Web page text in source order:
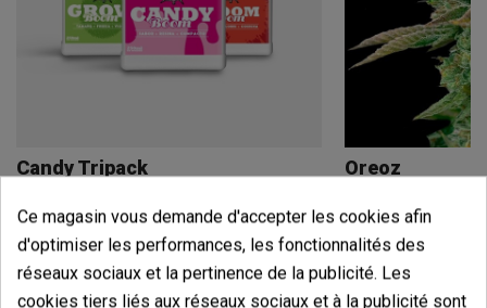
Candy Tripack
13,60 €
17,00 € -20%
Oreoz
7,20 €
9,00 € -20%
Ce magasin vous demande d'accepter les cookies afin
d'optimiser les performances, les fonctionnalités des
réseaux sociaux et la pertinence de la publicité. Les
cookies tiers liés aux réseaux sociaux et à la publicité sont